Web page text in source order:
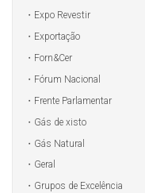
Expo Revestir
Exportação
Forn&Cer
Fórum Nacional
Frente Parlamentar
Gás de xisto
Gás Natural
Geral
Grupos de Excelência